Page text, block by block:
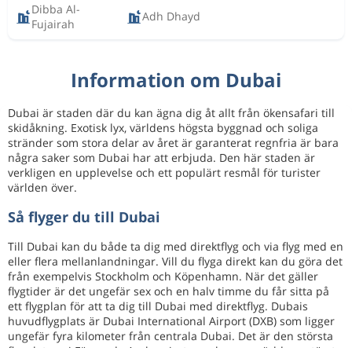
Dibba Al-
Fujairah
Adh Dhayd
Information om Dubai
Dubai är staden där du kan ägna dig åt allt från ökensafari till
skidåkning. Exotisk lyx, världens högsta byggnad och soliga
stränder som stora delar av året är garanterat regnfria är bara
några saker som Dubai har att erbjuda. Den här staden är
verkligen en upplevelse och ett populärt resmål för turister
världen över.
Så flyger du till Dubai
Till Dubai kan du både ta dig med direktflyg och via flyg med en
eller flera mellanlandningar. Vill du flyga direkt kan du göra det
från exempelvis Stockholm och Köpenhamn. När det gäller
flygtider är det ungefär sex och en halv timme du får sitta på
ett flygplan för att ta dig till Dubai med direktflyg. Dubais
huvudflygplats är Dubai International Airport (DXB) som ligger
ungefär fyra kilometer från centrala Dubai. Det är den största